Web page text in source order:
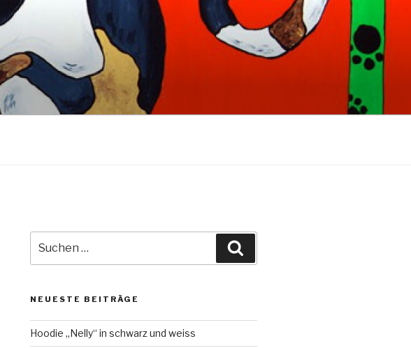
nach:
NEUESTE BEITRÄGE
Hoodie „Nelly“ in schwarz und weiss